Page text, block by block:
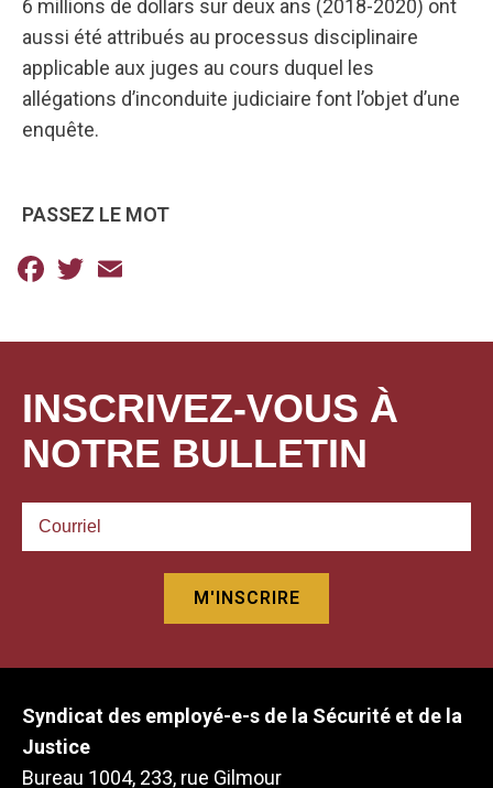
6 millions de dollars sur deux ans (2018-2020) ont
aussi été attribués au processus disciplinaire
applicable aux juges au cours duquel les
allégations d’inconduite judiciaire font l’objet d’une
enquête.
PASSEZ LE MOT
Facebook
Twitter
INSCRIVEZ-VOUS À
NOTRE BULLETIN
Syndicat des employé-e-s de la Sécurité et de la
Justice
Bureau 1004, 233, rue Gilmour